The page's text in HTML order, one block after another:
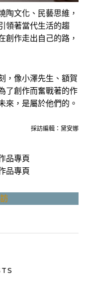
陶文化、民藝思維，
領著當代生活的趨
創作走出自己的路，
，像小澤先生、額賀
了創作而奮戰著的作
來，是屬於他們的。
採訪編輯：黛安娜
品專頁
品專頁